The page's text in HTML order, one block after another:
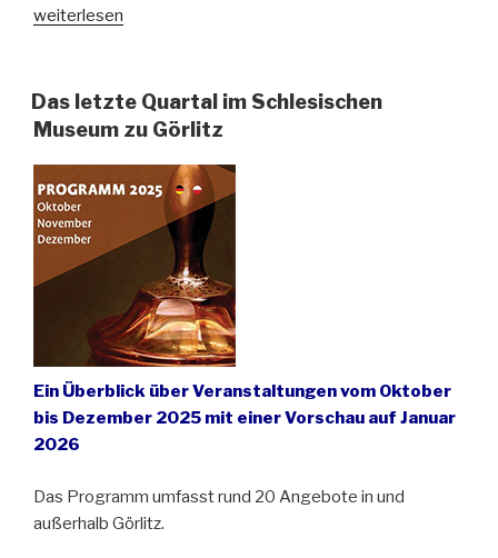
„Schlesisches
Görlitz
stellt
für
Frühjahr
vor“
weiterlesen
Das letzte Quartal im Schlesischen
Museum zu Görlitz
Ein Überblick über Veranstaltungen vom Oktober
bis Dezember 2025 mit einer Vorschau auf Januar
2026
Das Programm umfasst rund 20 Angebote in und
außerhalb Görlitz.